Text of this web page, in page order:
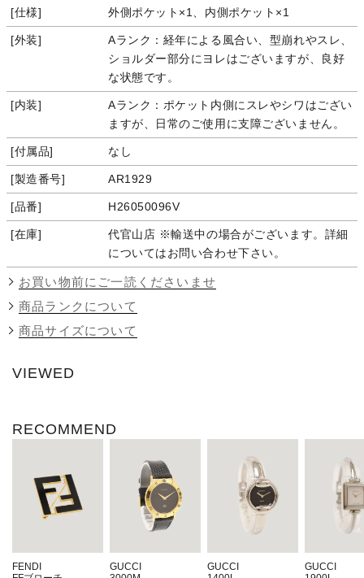
仕様 外側ポケット×1、内側ポケット×1
外装
Aランク：経年による風合い、型崩れやスレ、
ショルダー部分にヨレはございますが、良好
な状態です。
内装
Aランク：ポケット内側にスレやシワはござい
ますが、日常のご使用に支障ございません。
付属品 なし
製造番号 AR1929
品番 H26050096V
在庫
代官山店 ※輸送中の場合がございます。詳細
についてはお問い合わせ下さい。
お買い物前にご一読くださいませ
商品ランクについて
商品サイズについて
VIEWED
RECOMMEND
FENDI
GUCCI
GUCCI
GUCCI